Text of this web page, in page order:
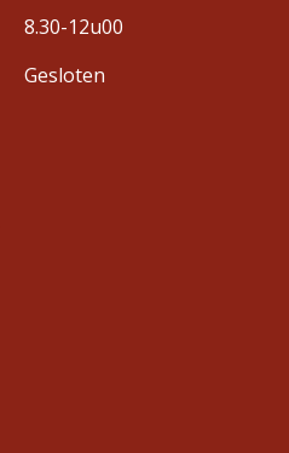
8.30-12u00
Gesloten